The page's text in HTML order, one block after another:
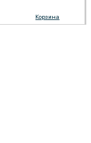
Корзина